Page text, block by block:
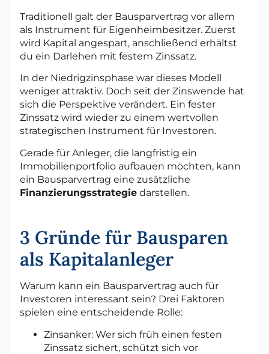
Traditionell galt der Bausparvertrag vor allem
als Instrument für Eigenheimbesitzer. Zuerst
wird Kapital angespart, anschließend erhältst
du ein Darlehen mit festem Zinssatz.
In der Niedrigzinsphase war dieses Modell
weniger attraktiv. Doch seit der Zinswende hat
sich die Perspektive verändert. Ein fester
Zinssatz wird wieder zu einem wertvollen
strategischen Instrument für Investoren.
Gerade für Anleger, die langfristig ein
Immobilienportfolio aufbauen möchten, kann
ein Bausparvertrag eine zusätzliche
Finanzierungsstrategie darstellen.
3 Gründe für Bausparen
als Kapitalanleger
Warum kann ein Bausparvertrag auch für
Investoren interessant sein? Drei Faktoren
spielen eine entscheidende Rolle:
Zinsanker: Wer sich früh einen festen
Zinssatz sichert, schützt sich vor